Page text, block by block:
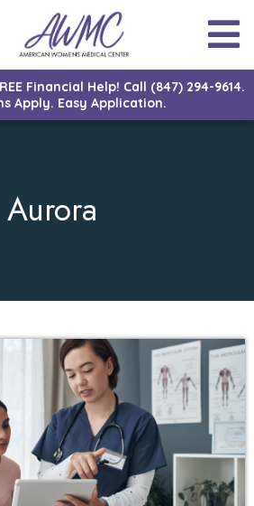
Financial Help! Call (847) 294-9614.
Apply. Easy Application.
Aurora